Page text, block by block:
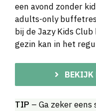
een avond zonder
adults-only
bij de Jazy Kids
gezin kan in het
BEKIJK
TIP – Ga zeker